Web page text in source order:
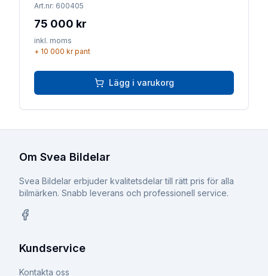
Art.nr: 600405
75 000 kr
inkl. moms
+ 10 000 krpant
Lägg i varukorg
Om Svea Bildelar
Svea Bildelar erbjuder kvalitetsdelar till rätt pris för alla
bilmärken. Snabb leverans och professionell service.
Kundservice
Kontakta oss